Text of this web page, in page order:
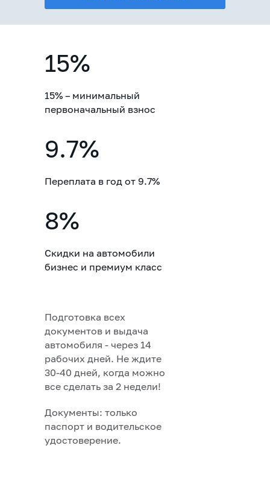
15%
15% – минимальный
первоначальный взнос
9.7%
Переплата в год от 9.7%
8%
Скидки на автомобили
бизнес и премиум класс
Подготовка всех
документов и выдача
автомобиля - через 14
рабочих дней. Не ждите
30-40 дней, когда можно
все сделать за 2 недели!
Документы: только
паспорт и водительское
удостоверение.